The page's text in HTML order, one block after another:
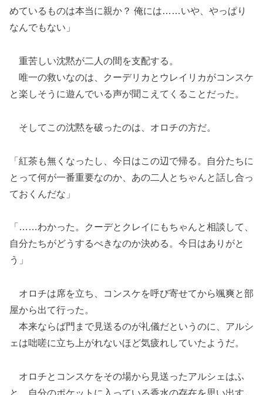
めているものは本当に親か？ 俺には……いや、やっぱり
なんでもない」
重苦しい沈黙が二人の間を支配する。
唯一の救いなのは、クーデリカとウレイリカがコンスケ
と楽しそうに遊んでいる声が聞こえてくることだった。
そしてこの沈黙を破ったのは、オロチの方だ。
「紅茶も無くなったし、今日はこの辺で帰る。自分たちに
とって何が一番重要なのか、あの二人とちゃんと話し合っ
ておくんだな」
「……わかった。クーデとクレイにもちゃんと相談して、
自分たちがどうするべきなのか決める。今日はありがと
う」
オロチは席を立ち、コンスケを呼び寄せてから颯爽と部
屋から出て行った。
本来ならば門まで見送るのが礼儀だというのに、アルシ
ェは咄嗟に立ち上がれないほど気疲れしていたようだ。
オロチとコンスケをその場から見送ったアルシェはふ
と、自分のポケットに入っている香水の存在を思い出す。